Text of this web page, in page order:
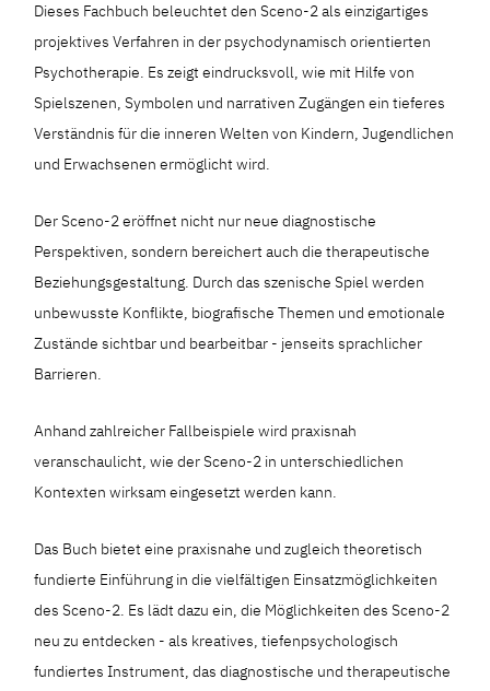
Dieses Fachbuch beleuchtet den Sceno-2 als einzigartiges
projektives Verfahren in der psychodynamisch orientierten
Psychotherapie. Es zeigt eindrucksvoll, wie mit Hilfe von
Spielszenen, Symbolen und narrativen Zugängen ein tieferes
Verständnis für die inneren Welten von Kindern, Jugendlichen
und Erwachsenen ermöglicht wird.
Der Sceno-2 eröffnet nicht nur neue diagnostische
Perspektiven, sondern bereichert auch die therapeutische
Beziehungsgestaltung. Durch das szenische Spiel werden
unbewusste Konflikte, biografische Themen und emotionale
Zustände sichtbar und bearbeitbar - jenseits sprachlicher
Barrieren.
Anhand zahlreicher Fallbeispiele wird praxisnah
veranschaulicht, wie der Sceno-2 in unterschiedlichen
Kontexten wirksam eingesetzt werden kann.
Das Buch bietet eine praxisnahe und zugleich theoretisch
fundierte Einführung in die vielfältigen Einsatzmöglichkeiten
des Sceno-2. Es lädt dazu ein, die Möglichkeiten des Sceno-2
neu zu entdecken - als kreatives, tiefenpsychologisch
fundiertes Instrument, das diagnostische und therapeutische